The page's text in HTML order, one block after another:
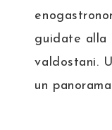
guidate alla
valdostani.
un